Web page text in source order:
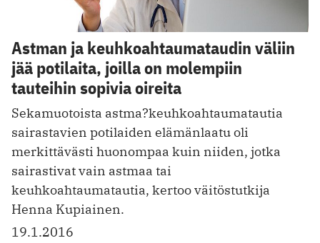
Astman ja keuhkoahtaumataudin väliin
jää potilaita, joilla on molempiin
tauteihin sopivia oireita
Sekamuotoista astma?keuhkoahtaumatautia
sairastavien potilaiden elämänlaatu oli
merkittävästi huonompaa kuin niiden, jotka
sairastivat vain astmaa tai
keuhkoahtaumatautia, kertoo väitöstutkija
Henna Kupiainen.
19.1.2016